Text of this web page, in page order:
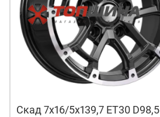
Скад 7x16/5x139,7 ET30 D98,5